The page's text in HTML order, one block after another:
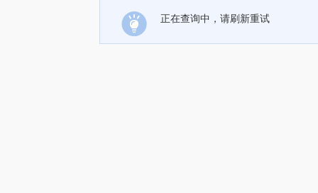
正在查询中，请刷新重试